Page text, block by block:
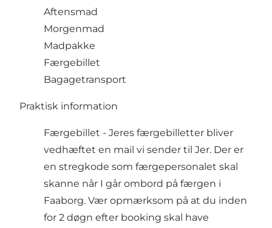
Aftensmad
Morgenmad
Madpakke
Færgebillet
Bagagetransport
Praktisk information
Færgebillet - Jeres færgebilletter bliver
vedhæftet en mail vi sender til Jer. Der er
en stregkode som færgepersonalet skal
skanne når I går ombord på færgen i
Faaborg. Vær opmærksom på at du inden
for 2 døgn efter booking skal have